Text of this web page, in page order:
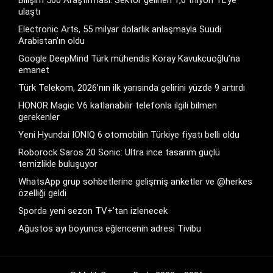
ulaştı
Electronic Arts, 55 milyar dolarlık anlaşmayla Suudi
Arabistan’ın oldu
Google DeepMind Türk mühendis Koray Kavukcuoğlu’na
emanet
Türk Telekom, 2026’nın ilk yarısında gelirini yüzde 9 artırdı
HONOR Magic V6 katlanabilir telefonla ilgili bilmen
gerekenler
Yeni Hyundai IONIQ 6 otomobilin Türkiye fiyatı belli oldu
Roborock Saros 20 Sonic: Ultra ince tasarım güçlü
temizlikle buluşuyor
WhatsApp grup sohbetlerine gelişmiş anketler ve @herkes
özelliği geldi
Sporda yeni sezon TV+’tan izlenecek
Ağustos ayı boyunca eğlencenin adresi Tivibu